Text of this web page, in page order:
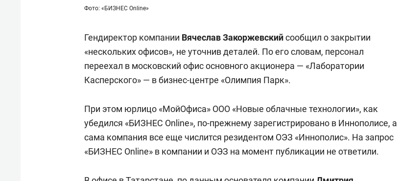
Фото: «БИЗНЕС Online»
Гендиректор компании Вячеслав Закоржевскийсообщил о закрытии
«нескольких офисов», не уточнив деталей. По его словам, персонал
переехал в московский офис основного акционера — «Лаборатории
Касперского» — в бизнес-центре «Олимпия Парк».
При этом юрлицо «МойОфиса» ООО «Новые облачные технологии», как
убедился «БИЗНЕС Online», по-прежнему зарегистрировано в Иннополисе, а
сама компания все еще числится резидентом ОЭЗ «Иннополис». На запрос
«БИЗНЕС Online» в компании и ОЭЗ на момент публикации не ответили.